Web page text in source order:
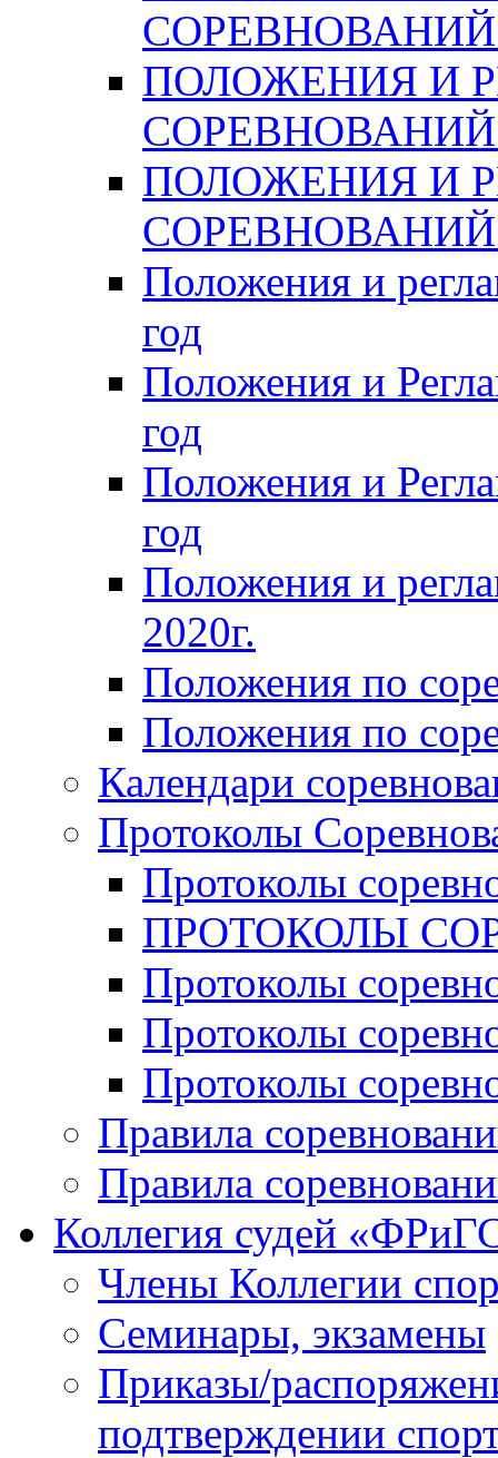
СОРЕВНОВАНИЙ
ПОЛОЖЕНИЯ И
СОРЕВНОВАНИЙ
ПОЛОЖЕНИЯ И
СОРЕВНОВАНИЙ
Положения и
год
Положения и
год
Положения и
год
Положения и
2020г.
Положения по
Положения по
Календари
Протоколы
Протоколы
ПРОТОКОЛЫ
Протоколы
Протоколы
Протоколы
Правила
Правила
Коллегия судей
Члены Коллегии
Семинары, экзамены
Приказы/
подтверждении